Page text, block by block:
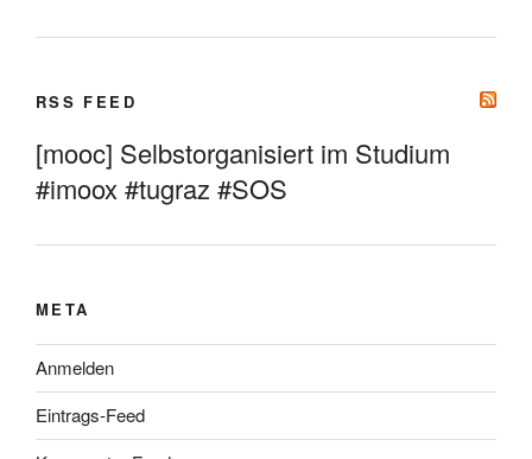
RSS FEED
[mooc] Selbstorganisiert im Studium
#imoox #tugraz #SOS
META
Anmelden
Eintrags-Feed